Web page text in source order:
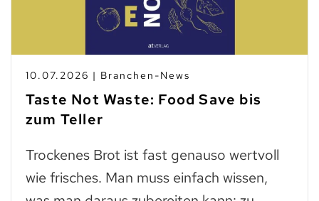
10.07.2026 | Branchen-News
Taste Not Waste: Food Save bis
zum Teller
Trockenes Brot ist fast genauso wertvoll
wie frisches. Man muss einfach wissen,